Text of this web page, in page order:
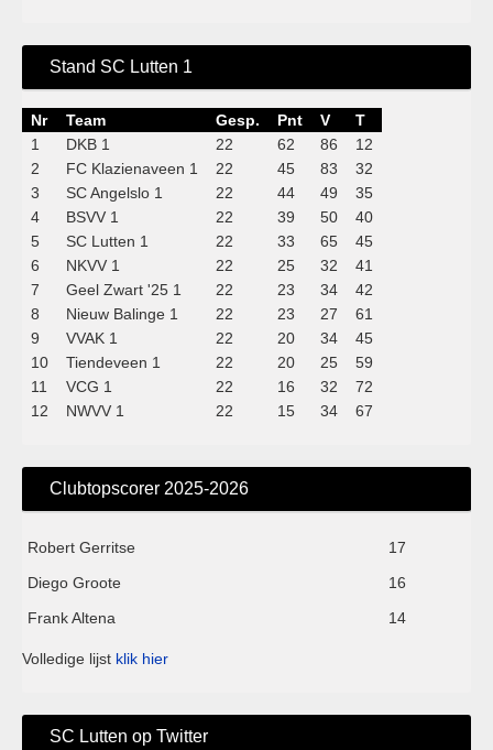
Stand SC Lutten 1
Nr Team Gesp. Pnt V
T
1
DKB 1 22 62 86
12
2
FC Klazienaveen 1 22 45 83
32
3
SC Angelslo 1 22 44 49
35
4
BSVV 1 22 39 50
40
5
SC Lutten 1 22 33 65
45
6
NKVV 1 22 25 32
41
7
Geel Zwart '25 1 22 23 34
42
8
Nieuw Balinge 1 22 23 27
61
9
VVAK 1 22 20 34
45
10
Tiendeveen 1 22 20 25
59
11
VCG 1 22 16 32
72
12
NWVV 1 22 15 34 67
Clubtopscorer 2025-2026
Robert Gerritse
17
Diego Groote
16
Frank Altena
14
Volledige lijst klik hier
SC Lutten op Twitter